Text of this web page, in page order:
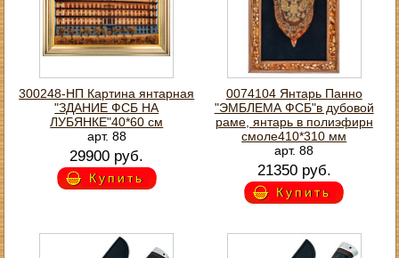
300248-НП Картина янтарная
"ЗДАНИЕ ФСБ НА
ЛУБЯНКЕ"40*60 см
арт. 88
29900 руб.
Купить
0074104 Янтарь Панно
"ЭМБЛЕМА ФСБ"в дубовой
раме, янтарь в полиэфирн
смоле410*310 мм
арт. 88
21350 руб.
Купить